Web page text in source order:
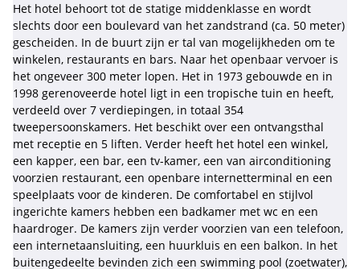
Het hotel behoort tot de statige middenklasse en wordt
slechts door een boulevard van het zandstrand (ca. 50 meter)
gescheiden. In de buurt zijn er tal van mogelijkheden om te
winkelen, restaurants en bars. Naar het openbaar vervoer is
het ongeveer 300 meter lopen. Het in 1973 gebouwde en in
1998 gerenoveerde hotel ligt in een tropische tuin en heeft,
verdeeld over 7 verdiepingen, in totaal 354
tweepersoonskamers. Het beschikt over een ontvangsthal
met receptie en 5 liften. Verder heeft het hotel een winkel,
een kapper, een bar, een tv-kamer, een van airconditioning
voorzien restaurant, een openbare internetterminal en een
speelplaats voor de kinderen. De comfortabel en stijlvol
ingerichte kamers hebben een badkamer met wc en een
haardroger. De kamers zijn verder voorzien van een telefoon,
een internetaansluiting, een huurkluis en een balkon. In het
buitengedeelte bevinden zich een swimming pool (zoetwater),